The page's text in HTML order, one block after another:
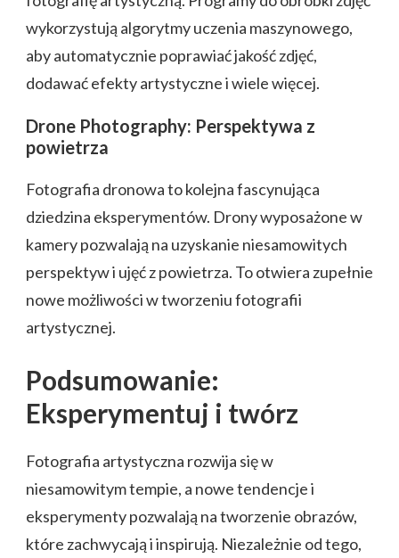
wykorzystują algorytmy uczenia maszynowego,
aby automatycznie poprawiać jakość zdjęć,
dodawać efekty artystyczne i wiele więcej.
Drone Photography: Perspektywa z
powietrza
Fotografia dronowa to kolejna fascynująca
dziedzina eksperymentów. Drony wyposażone w
kamery pozwalają na uzyskanie niesamowitych
perspektyw i ujęć z powietrza. To otwiera zupełnie
nowe możliwości w tworzeniu fotografii
artystycznej.
Podsumowanie:
Eksperymentuj i twórz
Fotografia artystyczna rozwija się w
niesamowitym tempie, a nowe tendencje i
eksperymenty pozwalają na tworzenie obrazów,
które zachwycają i inspirują. Niezależnie od tego,